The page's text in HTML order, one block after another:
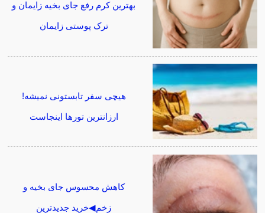
بهترین کرم رفع جای بخیه زایمان و
ترک پوستی زایمان
هیچی سفر تابستونی نمیشه!
ارزانترین تورها اینجاست
کاهش محسوس جای بخیه و
زخم◀خرید جدیدترین